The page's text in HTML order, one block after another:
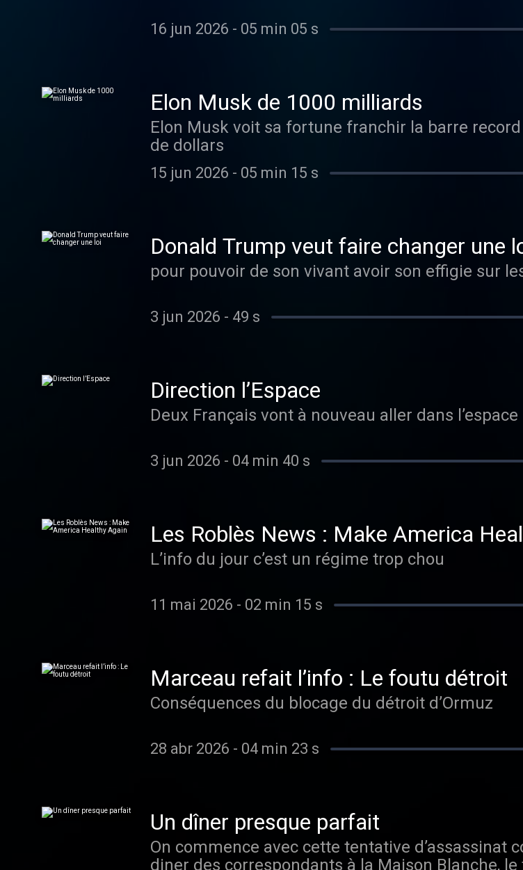
16 jun 2026 - 05 min 05 s
Elon Musk de 1000 milliards
Elon Musk voit sa fortune franchir la barre
de dollars
15 jun 2026 - 05 min 15 s
Donald Trump veut faire changer une
pour pouvoir de son vivant avoir son effigie sur
3 jun 2026 - 49 s
Direction l’Espace
Deux Français vont à nouveau aller dans l’espace
3 jun 2026 - 04 min 40 s
Les Roblès News : Make America
L’info du jour c’est un régime trop chou
11 mai 2026 - 02 min 15 s
Marceau refait l’info : Le foutu détroit
Conséquences du blocage du détroit d’Ormuz
28 abr 2026 - 04 min 23 s
Un dîner presque parfait
On commence avec cette tentative d’assassinat
diner des correspondants à la Maison Blanche, le tireur a été immédiatement interpelé, il